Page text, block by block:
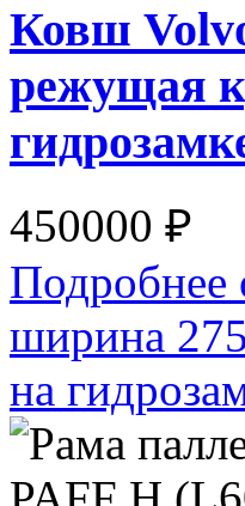
Ковш
режущая
450000 ₽
Подробнее
ширина
на